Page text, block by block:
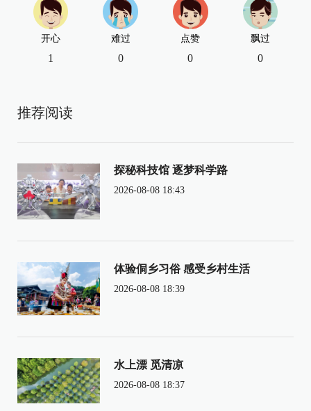
开心
1
难过
0
点赞
0
飘过
0
推荐阅读
探秘科技馆 逐梦科学路
2026-08-08 18:43
体验侗乡习俗 感受乡村生活
2026-08-08 18:39
水上漂 觅清凉
2026-08-08 18:37